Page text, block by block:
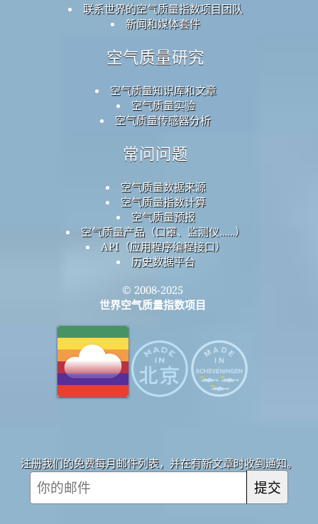
联系世界的空气质量指数项目团队
新闻和媒体套件
空气质量研究
空气质量知识库和文章
空气质量实验
空气质量传感器分析
常问问题
空气质量数据来源
空气质量指数计算
空气质量预报
空气质量产品（口罩、监测仪……）
API（应用程序编程接口）
历史数据平台
© 2008-2025
世界空气质量指数项目
注册我们的免费每月邮件列表，并在有新文章时收到通知。
提交